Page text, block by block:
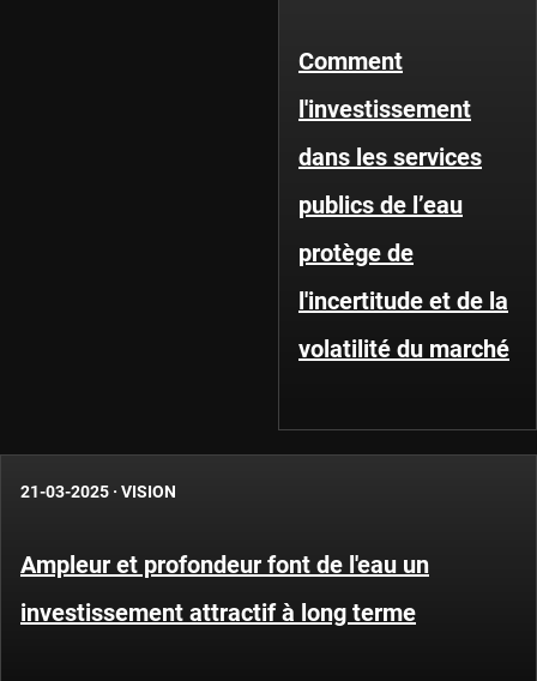
Comment
l'investissement
dans les services
publics de l’eau
protège de
l'incertitude et de la
volatilité du marché
21-03-2025 · VISION
Ampleur et profondeur font de l'eau un
investissement attractif à long terme